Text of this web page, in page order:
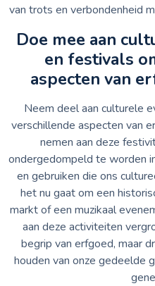
van trots en verbondenheid
Doe mee aan
en festivals
aspecten van
Neem deel aan culturele
verschillende aspecten van
nemen aan deze
ondergedompeld te worden
en gebruiken die ons
het nu gaat om een
markt of een muzikaal
aan deze activiteiten
begrip van erfgoed, maar
houden van onze gedeelde